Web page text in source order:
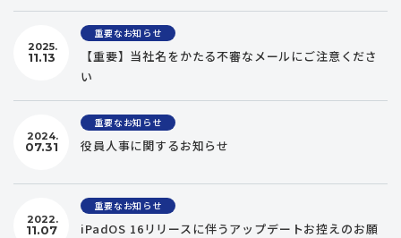
2025.
11.13
重要なお知らせ
【重要】当社名をかたる不審なメールにご注意くださ
い
2024.
07.31
重要なお知らせ
役員人事に関するお知らせ
2022.
11.07
重要なお知らせ
iPadOS 16リリースに伴うアップデートお控えのお願